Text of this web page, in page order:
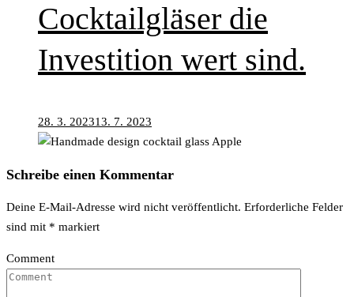
Cocktailgläser die
Investition wert sind.
28. 3. 202313. 7. 2023
Schreibe einen Kommentar
Deine E-Mail-Adresse wird nicht veröffentlicht. Erforderliche Felder
sind mit * markiert
Comment